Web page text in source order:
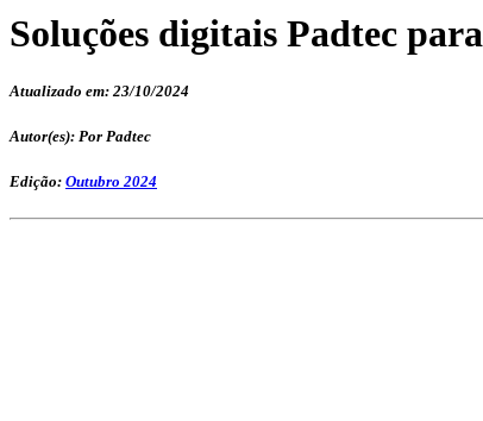
Soluções digitais Padtec
Atualizado em: 23/10/2024
Autor(es): Por Padtec
Edição: Outubro 2024